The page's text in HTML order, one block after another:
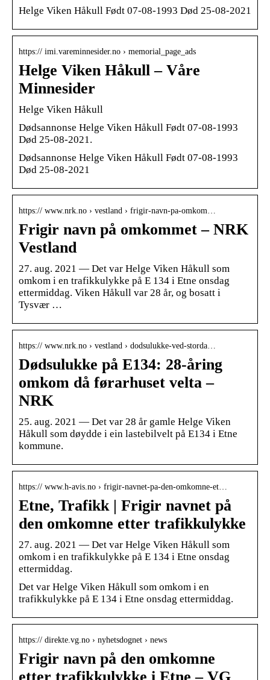
Helge Viken Håkull Født 07-08-1993 Død 25-08-2021
https:// imi.vareminnesider.no › memorial_page_ads
Helge Viken Håkull – Våre
Minnesider
Helge Viken Håkull
Dødsannonse Helge Viken Håkull Født 07-08-1993
Død 25-08-2021.
Dødsannonse Helge Viken Håkull Født 07-08-1993
Død 25-08-2021
https:// www.nrk.no › vestland › frigir-navn-pa-omkom…
Frigir navn på omkommet – NRK
Vestland
27. aug. 2021 — Det var Helge Viken Håkull som
omkom i en trafikkulykke på E 134 i Etne onsdag
ettermiddag. Viken Håkull var 28 år, og bosatt i
Tysvær …
https:// www.nrk.no › vestland › dodsulukke-ved-storda…
Dødsulukke på E134: 28-åring
omkom då førarhuset velta –
NRK
25. aug. 2021 — Det var 28 år gamle Helge Viken
Håkull som døydde i ein lastebilvelt på E134 i Etne
kommune.
https:// www.h-avis.no › frigir-navnet-pa-den-omkomne-et…
Etne, Trafikk | Frigir navnet på
den omkomne etter trafikkulykke
27. aug. 2021 — Det var Helge Viken Håkull som
omkom i en trafikkulykke på E 134 i Etne onsdag
ettermiddag.
Det var Helge Viken Håkull som omkom i en
trafikkulykke på E 134 i Etne onsdag ettermiddag.
https:// direkte.vg.no › nyhetsdognet › news
Frigir navn på den omkomne
etter trafikkulykke i Etne – VG